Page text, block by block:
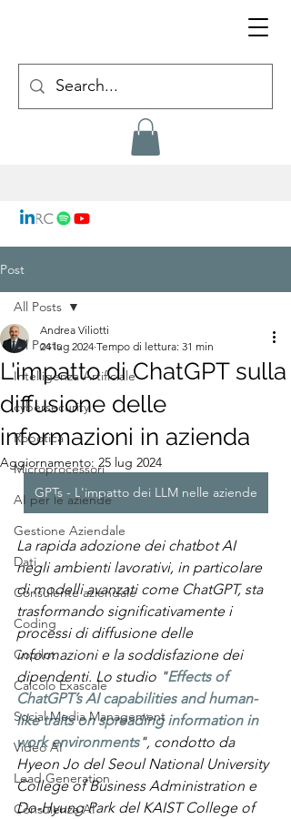
Post
All Posts
Intelligenza Artificiale
cybersecurity
Robotica
Microprocessori
AI per le aziende
Gestione Aziendale
Dati
Consulente aziendale
Coding
Copilot
Calcolo Exascale
Social Media Management
Video AI
Lead Generation
Consulenza AI
All Posts
L'impatto di ChatGPT sulla
diffusione delle
informazioni in azienda
Andrea Viliotti
24 lug 2024 Tempo di lettura: 31 min
Aggiornamento: 25 lug 2024
GPTs - L'impatto dei LLM nelle aziende
La rapida adozione dei chatbot AI
negli ambienti lavorativi, in particolare
di modelli avanzati come ChatGPT, sta
trasformando significativamente i
processi di diffusione delle
informazioni e la soddisfazione dei
dipendenti. Lo studio "Effects of
ChatGPT’s AI capabilities and human-
like traits on spreading information in
work environments", condotto da
Hyeon Jo del Seoul National University
College of Business Administration e
Do-Hyung Park del KAIST College of